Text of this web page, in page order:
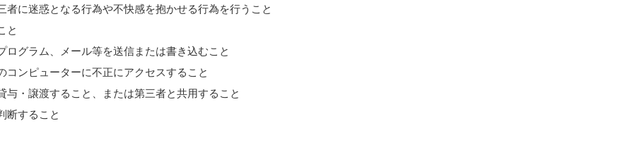
者に迷惑となる行為や不快感を抱かせる行為を行うこと
と
ログラム、メール等を送信または書き込むこと
コンピューターに不正にアクセスすること
与・譲渡すること、または第三者と共用すること
断すること